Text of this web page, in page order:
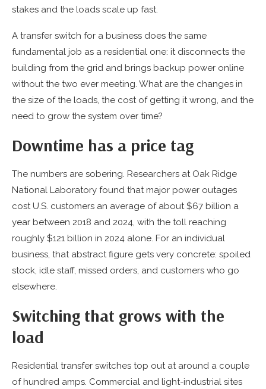
stakes and the loads scale up fast.
A transfer switch for a business does the same
fundamental job as a residential one: it disconnects the
building from the grid and brings backup power online
without the two ever meeting. What are the changes in
the size of the loads, the cost of getting it wrong, and the
need to grow the system over time?
Downtime has a price tag
The numbers are sobering. Researchers at Oak Ridge
National Laboratory found that major power outages
cost U.S. customers an average of about $67 billion a
year between 2018 and 2024, with the toll reaching
roughly $121 billion in 2024 alone. For an individual
business, that abstract figure gets very concrete: spoiled
stock, idle staff, missed orders, and customers who go
elsewhere.
Switching that grows with the
load
Residential transfer switches top out at around a couple
of hundred amps. Commercial and light-industrial sites